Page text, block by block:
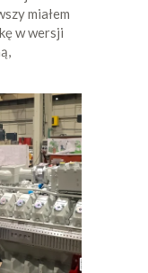
miałem
w wersji